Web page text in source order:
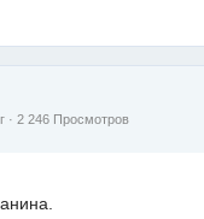
· 2 246 Просмотров